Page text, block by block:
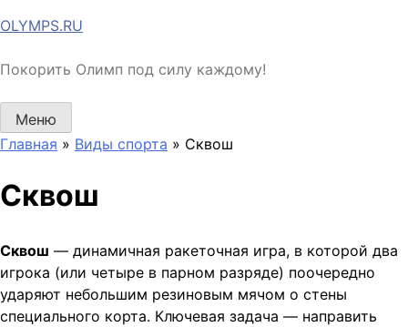
Перейти
содержимому
OLYMPS.RU
Покорить Олимп под силу каждому!
Меню
Главная » Виды спорта » Сквош
Сквош
Сквош — динамичная ракеточная игра, в которой два
игрока (или четыре в парном разряде) поочередно
ударяют небольшим резиновым мячом о стены
специального корта. Ключевая задача — направить